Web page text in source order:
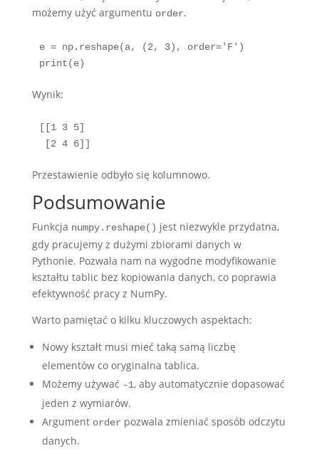
możemy użyć argumentu order.
e = np.reshape(a, (2, 3), order='F')
print(e)
Wynik:
[[1 3 5]
[2 4 6]]
Przestawienie odbyło się kolumnowo.
Podsumowanie
Funkcja numpy.reshape() jest niezwykle przydatna,
gdy pracujemy z dużymi zbiorami danych w
Pythonie. Pozwala nam na wygodne modyfikowanie
kształtu tablic bez kopiowania danych, co poprawia
efektywność pracy z NumPy.
Warto pamiętać o kilku kluczowych aspektach:
Nowy kształt musi mieć taką samą liczbę
elementów co oryginalna tablica.
Możemy używać -1, aby automatycznie dopasować
jeden z wymiarów.
Argument order pozwala zmieniać sposób odczytu
danych.